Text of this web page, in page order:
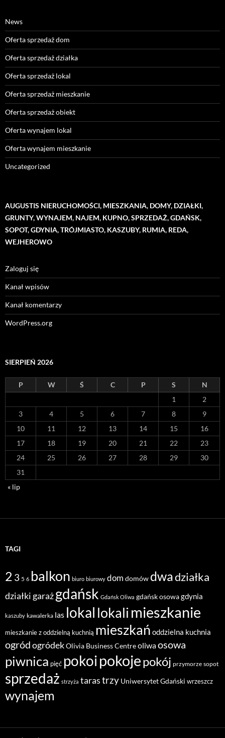
News
Oferta sprzedaż dom
Oferta sprzedaż działka
Oferta sprzedaż lokal
Oferta sprzedaż mieszkanie
Oferta sprzedaż obiekt
Oferta wynajem lokal
Oferta wynajem mieszkanie
Uncategorized
AUGUSTIS NIERUCHOMOŚCI, MIESZKANIA, DOMY, DZIAŁKI,
GRUNTY, WYNAJEM, NAJEM, KUPNO, SPRZEDAŻ, GDAŃSK,
SOPOT, GDYNIA, TRÓJMIASTO, KASZUBY, RUMIA, REDA,
WEJHEROWO
Zaloguj się
Kanał wpisów
Kanał komentarzy
WordPress.org
SIERPIEŃ 2026
P W Ś C P S
N
1
2
3
4 5 6 7 8
9
10
11 12 13 14 15
16
17
18 19 20 21 22
23
24
25 26 27 28 29
30
31
« lip
TAGI
2 3 5 6 balkon biuro biurowy dom domów dwadziałka
działki garażgdańsk Gdańsk Oliwa gdańsk osowagdynia
kaszuby kawalerka las lokal lokalimieszkanie
mieszkanie z oddzielną kuchnią mieszkań oddzielna kuchnia
ogródogródekOlivia Business Centreoliwaosowa
piwnica pięć pokoipokojepokój przymorze sopot
sprzedaż strzyża tarastrzy Uniwersytet Gdański wrzeszcz
wynajem